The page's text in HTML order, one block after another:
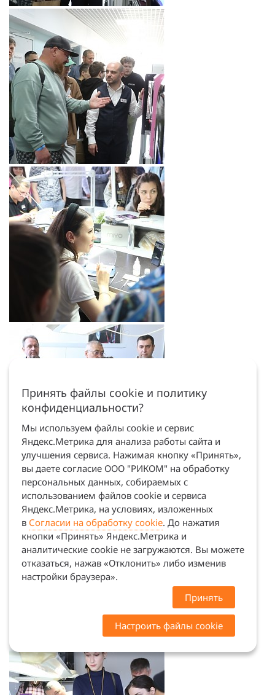
Принять файлы cookie и политику
конфиденциальности?
Мы используем файлы cookie и сервис
Яндекс.Метрика для анализа работы сайта и
улучшения сервиса. Нажимая кнопку «Принять»,
вы даете согласие ООО "РИКОМ" на обработку
персональных данных, собираемых с
использованием файлов cookie и сервиса
Яндекс.Метрика, на условиях, изложенных
в Согласии на обработку cookie. До нажатия
кнопки «Принять» Яндекс.Метрика и
аналитические cookie не загружаются. Вы можете
отказаться, нажав «Отклонить» либо изменив
настройки браузера».
Принять
Настроить файлы cookie